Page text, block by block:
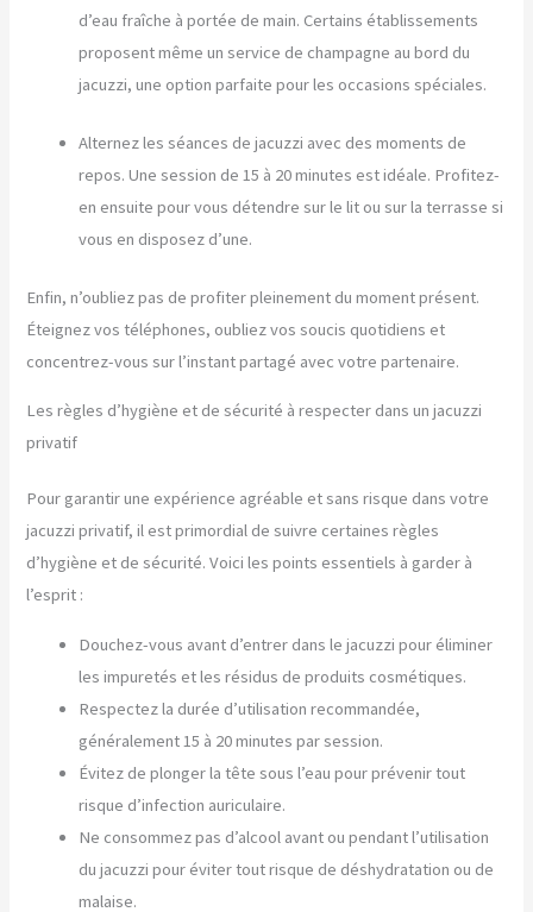
d’eau fraîche à portée de main. Certains établissements
proposent même un service de champagne au bord du
jacuzzi, une option parfaite pour les occasions spéciales.
Alternez les séances de jacuzzi avec des moments de
repos. Une session de 15 à 20 minutes est idéale. Profitez-
en ensuite pour vous détendre sur le lit ou sur la terrasse si
vous en disposez d’une.
Enfin, n’oubliez pas de profiter pleinement du moment présent.
Éteignez vos téléphones, oubliez vos soucis quotidiens et
concentrez-vous sur l’instant partagé avec votre partenaire.
Les règles d’hygiène et de sécurité à respecter dans un jacuzzi
privatif
Pour garantir une expérience agréable et sans risque dans votre
jacuzzi privatif, il est primordial de suivre certaines règles
d’hygiène et de sécurité. Voici les points essentiels à garder à
l’esprit :
Douchez-vous avant d’entrer dans le jacuzzi pour éliminer
les impuretés et les résidus de produits cosmétiques.
Respectez la durée d’utilisation recommandée,
généralement 15 à 20 minutes par session.
Évitez de plonger la tête sous l’eau pour prévenir tout
risque d’infection auriculaire.
Ne consommez pas d’alcool avant ou pendant l’utilisation
du jacuzzi pour éviter tout risque de déshydratation ou de
malaise.